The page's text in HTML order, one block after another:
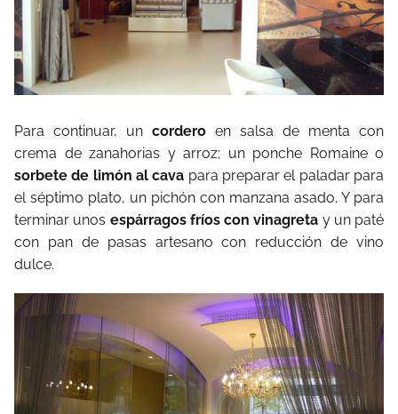
Para continuar, un cordero en salsa de menta con
crema de zanahorias y arroz; un ponche Romaine o
sorbete de limón al cava para preparar el paladar para
el séptimo plato, un pichón con manzana asado. Y para
terminar unos espárragos fríos con vinagreta y un paté
con pan de pasas artesano con reducción de vino
dulce.